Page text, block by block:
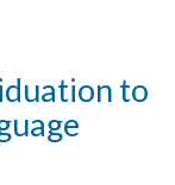
to